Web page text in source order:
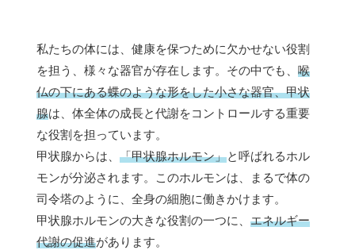
私たちの体には、健康を保つために欠かせない役割
を担う、様々な器官が存在します。その中でも、 喉
仏の下にある蝶のような形をした小さな器官、甲状
腺は、体全体の成長と代謝をコントロールする重要
な役割を担っています。
甲状腺からは、 「甲状腺ホルモン」と呼ばれるホル
モンが分泌されます。このホルモンは、まるで体の
司令塔のように、全身の細胞に働きかけます。
甲状腺ホルモンの大きな役割の一つに、 エネルギー
代謝の促進があります。